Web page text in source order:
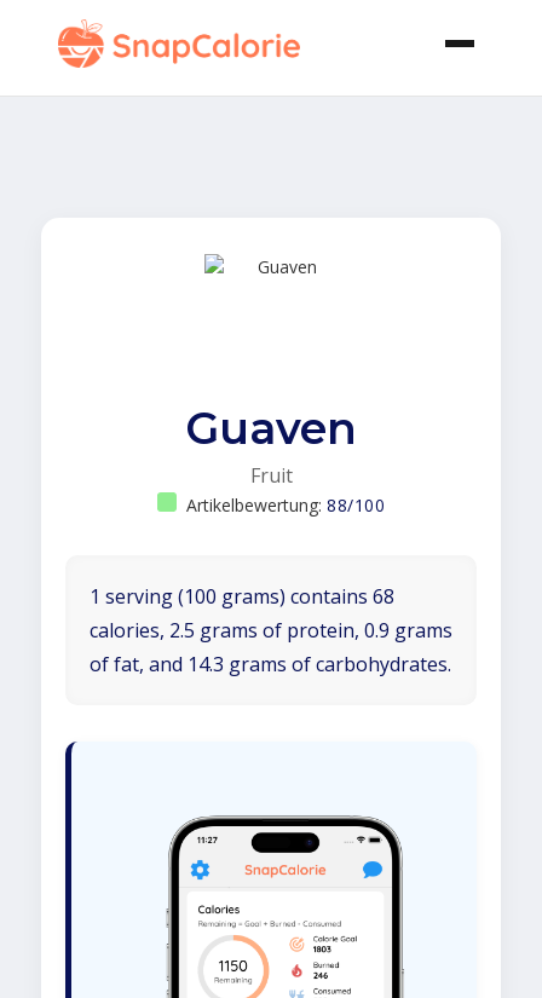
Guaven
Fruit
Artikelbewertung: 88/100
1 serving (100 grams) contains 68
calories, 2.5 grams of protein, 0.9 grams
of fat, and 14.3 grams of carbohydrates.